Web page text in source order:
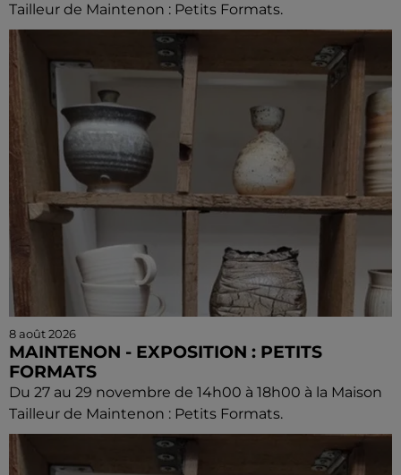
Tailleur de Maintenon : Petits Formats.
8 août 2026
MAINTENON - EXPOSITION : PETITS
FORMATS
Du 27 au 29 novembre de 14h00 à 18h00 à la Maison
Tailleur de Maintenon : Petits Formats.